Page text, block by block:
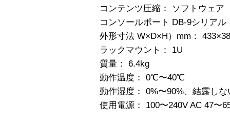
コンテンツ圧縮： ソフトウェア
コンソールポート DB-9シリアル
外形寸法 W×D×H）mm：
ラックマウント： 1U
質量： 6.4kg
動作温度： 0℃〜40℃
動作湿度： 0%〜90%、結露しな
使用電源： 100〜240V AC 47〜